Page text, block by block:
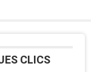
CLICS